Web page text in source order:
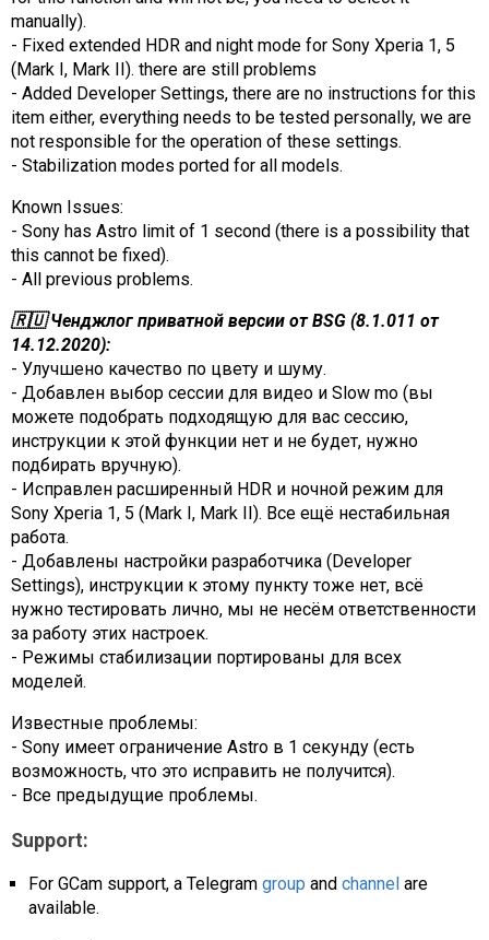
manually).
- Fixed extended HDR and night mode for Sony Xperia 1, 5
(Mark I, Mark II). there are still problems
- Added Developer Settings, there are no instructions for this
item either, everything needs to be tested personally, we are
not responsible for the operation of these settings.
- Stabilization modes ported for all models.
Known Issues:
- Sony has Astro limit of 1 second (there is a possibility that
this cannot be fixed).
- All previous problems.
🇷🇺 Ченджлог приватной версии от BSG (8.1.011 от
14.12.2020):
- Улучшено качество по цвету и шуму.
- Добавлен выбор сессии для видео и Slow mo (вы
можете подобрать подходящую для вас сессию,
инструкции к этой функции нет и не будет, нужно
подбирать вручную).
- Исправлен расширенный HDR и ночной режим для
Sony Xperia 1, 5 (Mark I, Mark II). Все ещё нестабильная
работа.
- Добавлены настройки разработчика (Developer
Settings), инструкции к этому пункту тоже нет, всё
нужно тестировать лично, мы не несём ответственности
за работу этих настроек.
- Режимы стабилизации портированы для всех
моделей.
Известные проблемы:
- Sony имеет ограничение Astro в 1 секунду (есть
возможность, что это исправить не получится).
- Все предыдущие проблемы.
Support:
For GCam support, a Telegram group and channel are
available.